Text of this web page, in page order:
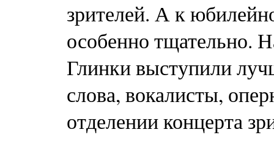
зрителей. А к
особенно тщательно.
Глинки выступили
слова, вокалисты,
отделении концерта